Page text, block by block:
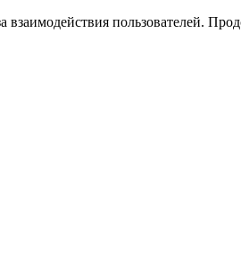
пользователей.